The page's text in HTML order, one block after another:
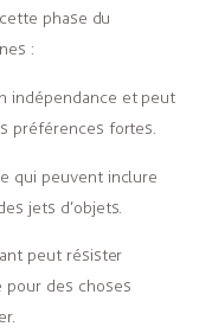
phase du
:
indépendance et peut
préférences fortes.
qui peuvent inclure
jets d’objets.
peut résister
pour des choses